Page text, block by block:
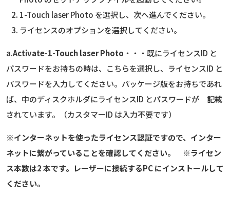
1-Touch laser Photo を選択し、次へ進んでください。
ライセンスのオプションを選択してください。
a.Activate-1-Touch laser Photo ・・・既にライセンスID と
パスワードをお持ちの時は、こちらを選択し、ライセンスID と
パスワードを入力してください。パッケージ版をお持ちであれ
ば、中のディスクホルダにライセンスID とパスワードが 記載
されています。（カスタマーID は入力不要です）
※インターネットを使ったライセンス認証ですので、インター
ネットに繋がっていることを確認してください。 ※ライセン
ス本数は2 本です。レーザーに接続するPC にインストールして
ください。